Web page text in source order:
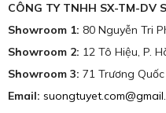
CÔNG TY TNHH SX-TM-DV
Showroom 1: 80 Nguyễn Tri
Showroom 2: 12 Tô Hiệu, P.
Showroom 3: 71 Trương
Email: